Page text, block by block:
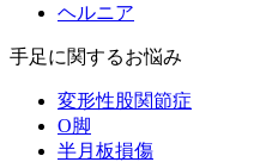
ヘルニア
手足に関するお悩み
変形性股関節症
O脚
半月板損傷